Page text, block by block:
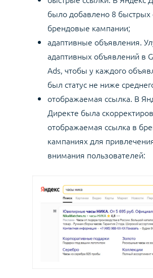
было добавлено 8 быстрых
брендовые кампании;
адаптивные объявления.
адаптивных объявлений в
Ads, чтобы у каждого
был статус не ниже
отображаемая ссылка. В
Директе была
отображаемая ссылка в
кампаниях для
внимания пользователей: